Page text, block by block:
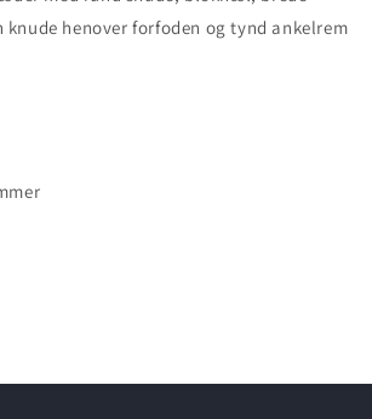
knude henover forfoden og tynd ankelrem